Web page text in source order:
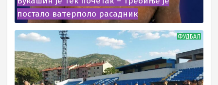
постало ватерполо расадник
ФУДБАЛ